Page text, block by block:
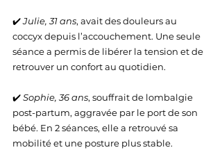
✔️ Julie, 31 ans, avait des douleurs au
coccyx depuis l’accouchement. Une seule
séance a permis de libérer la tension et de
retrouver un confort au quotidien.
✔️ Sophie, 36 ans, souffrait de lombalgie
post-partum, aggravée par le port de son
bébé. En 2 séances, elle a retrouvé sa
mobilité et une posture plus stable.